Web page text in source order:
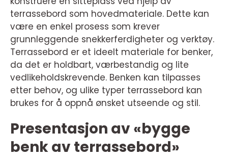
terrassebord som hovedmateriale. Dette kan
være en enkel prosess som krever
grunnleggende snekkerferdigheter og verktøy.
Terrassebord er et ideelt materiale for benker,
da det er holdbart, værbestandig og lite
vedlikeholdskrevende. Benken kan tilpasses
etter behov, og ulike typer terrassebord kan
brukes for å oppnå ønsket utseende og stil.
Presentasjon av «bygge
benk av terrassebord»